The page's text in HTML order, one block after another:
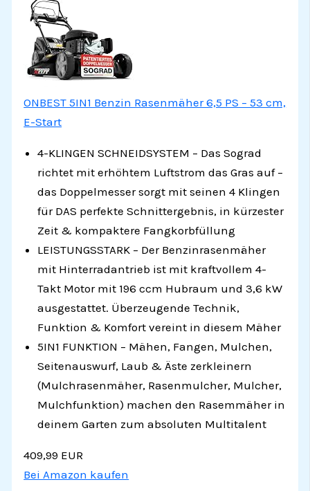
ONBEST 5IN1 Benzin Rasenmäher 6,5 PS – 53 cm,
E-Start
4-KLINGEN SCHNEIDSYSTEM – Das Sograd
richtet mit erhöhtem Luftstrom das Gras auf –
das Doppelmesser sorgt mit seinen 4 Klingen
für DAS perfekte Schnittergebnis, in kürzester
Zeit & kompaktere Fangkorbfüllung
LEISTUNGSSTARK – Der Benzinrasenmäher
mit Hinterradantrieb ist mit kraftvollem 4-
Takt Motor mit 196 ccm Hubraum und 3,6 kW
ausgestattet. Überzeugende Technik,
Funktion & Komfort vereint in diesem Mäher
5IN1 FUNKTION – Mähen, Fangen, Mulchen,
Seitenauswurf, Laub & Äste zerkleinern
(Mulchrasenmäher, Rasenmulcher, Mulcher,
Mulchfunktion) machen den Rasemmäher in
deinem Garten zum absoluten Multitalent
409,99 EUR
Bei Amazon kaufen